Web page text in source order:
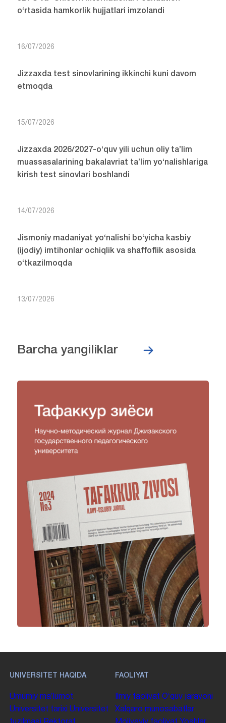
o‘rtasida hamkorlik hujjatlari imzolandi
16/07/2026
Jizzaxda test sinovlarining ikkinchi kuni davom
etmoqda
15/07/2026
Jizzaxda 2026/2027-o‘quv yili uchun oliy ta’lim
muassasalarining bakalavriat ta’lim yo‘nalishlariga
kirish test sinovlari boshlandi
14/07/2026
Jismoniy madaniyat yo‘nalishi bo‘yicha kasbiy
(ijodiy) imtihonlar ochiqlik va shaffoflik asosida
o‘tkazilmoqda
13/07/2026
Barcha yangiliklar
UNIVERSITET HAQIDA
Umumiy maʼlumot
Universitet tarixi Universitet
FAOLIYAT
Ilmiy faoliyat Oʻquv jarayoni
Xalqaro munosabatlar